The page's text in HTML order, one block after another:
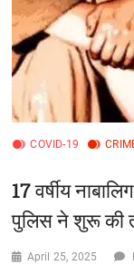
COVID-19
17 वर्षीय
पुलिस ने शुरू की
April 25, 2025